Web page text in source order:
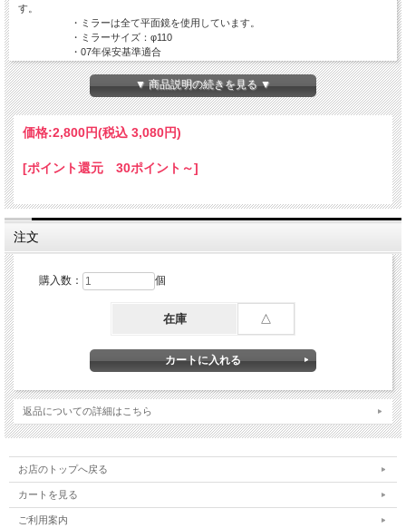
す。
・ミラーは全て平面鏡を使用しています。
・ミラーサイズ：φ110
・07年保安基準適合
・左右共通
※ゼファーシリーズ車両全てに装着頂けます。
※10ｍｍ正ネジ車両に適合いたします。
※車両状態によっては装着が難しい場合があります。
※装着車両のネジサイズ等をご確認の上ご購入ください。
お急ぎの方はご注文前にご連絡をお願いします。
▼ 商品説明の続きを見る ▼
価格:2,800円(税込 3,080円)
[ポイント還元 30ポイント～]
注文
購入数： 個
在庫 △
返品についての詳細はこちら
お店のトップへ戻る
カートを見る
ご利用案内